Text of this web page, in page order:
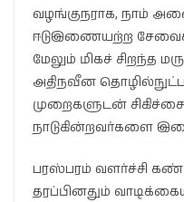
வழங்குநராக, நாம்
ஈடுஇணையற்ற
மேலும் மிகச் சிறந்த
அதிநவீன
முறைகளுடன்
நாடுகின்றவர்களை
பரஸ்பரம் வளர்ச்சி
தரப்பினதும்